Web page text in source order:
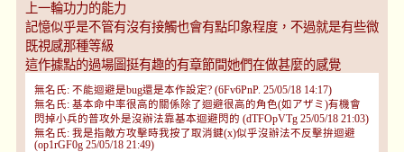
上一輪功力的能力
記憶似乎是不管有沒有接觸也會有點印象程度，不過就是有些微
既視感那種等級
這作據點的過場圖挺有趣的有章節間她們在做甚麼的感覺
無名氏: 不能迴避是bug還是本作設定? (6Fv6PnP. 25/05/18 14:17)
無名氏: 基本命中率很高的關係除了迴避很高的角色(如アザミ)有機會
閃掉小兵的普攻外是沒辦法靠基本迴避閃的 (dTFOpVTg 25/05/18 21:03)
無名氏: 我是指敵方攻擊時我按了取消鍵(x)似乎沒辦法不反擊拚迴避
(op1rGF0g 25/05/18 21:49)